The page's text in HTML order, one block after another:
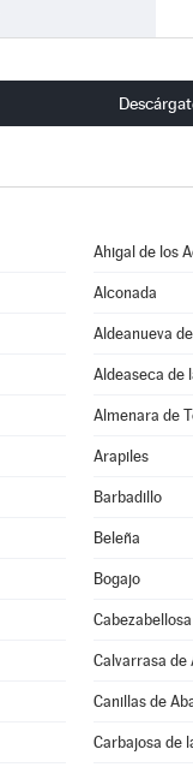
Ahigal de los
Alconada
Aldeanueva
Aldeaseca de
Almenara de
Arapiles
Barbadillo
Beleña
Bogajo
Calvarrasa de
Canillas de
Carbajosa de